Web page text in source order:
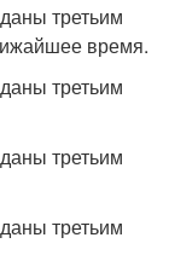
третьим
время.
третьим
третьим
третьим